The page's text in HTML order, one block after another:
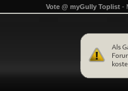
Vote @ myGully Toplist -